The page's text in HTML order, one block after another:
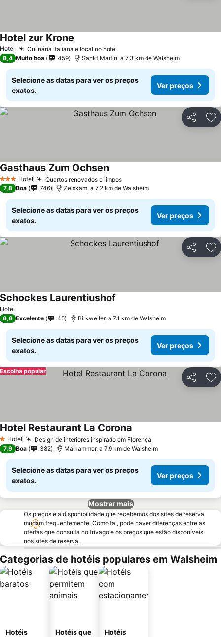
Hotel Culinária italiana e local no hotel
Hotel zur Krone
8,4 Muito boa 459 Sankt Martin, a 7.3 km de Walsheim
Selecione as datas para ver os preços
exatos.
Ver preços
Partilhar
3 EstrelasHotel Quartos renovados e limposVer preços
Gasthaus Zum OchsenVer preços
7,8 Boa 746 Zeiskam, a 7.2 km de Walsheim
Selecione as datas para ver os preços
exatos.
Ver preços
Partilhar
Hotel
Schockes Laurentiushof
8,8 Excelente 45 Birkweiler, a 7.1 km de Walsheim
Selecione as datas para ver os preços
exatos.
Ver preços
Partilhar
Escolha popular
1 Estrelas
Hotel Design de interiores inspirado em Florença
Hotel Restaurant La Corona
7,9 Boa 382 Maikammer, a 7.9 km de Walsheim
Selecione as datas para ver os preços
exatos.
Ver preços
Mostrar mais
Os preços e a disponibilidade que recebemos dos sites de reserva
mudam frequentemente. Como tal, pode haver diferenças entre as
ofertas que consulta no trivago e os preços que estão disponíveis
nos sites de reserva.
Categorias de hotéis populares em Walsheim
Hotéis
Hotéis que
Hotéis